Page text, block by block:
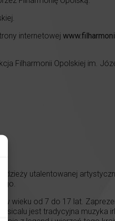
internetowej
Filharmonii Opolskiej im.
utalentowanej
wieku od 7 do 17 lat.
jest tradycyjna muzyka